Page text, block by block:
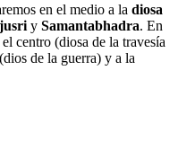
en el medio a la diosa
y Samantabhadra. En
centro (diosa de la travesía
de la guerra) y a la